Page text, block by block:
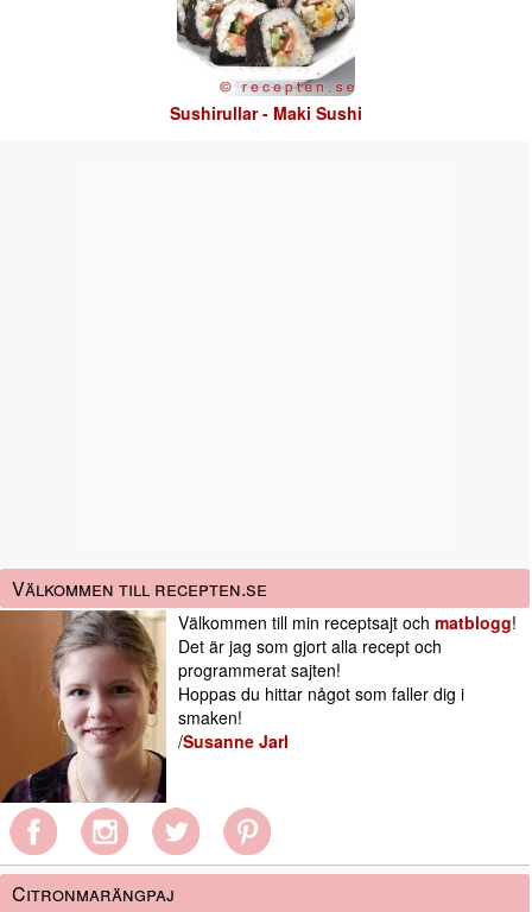
Sushirullar - Maki Sushi
Välkommen till recepten.se
Välkommen till min receptsajt och matblogg!
Det är jag som gjort alla recept och
programmerat sajten!
Hoppas du hittar något som faller dig i
smaken!
/Susanne Jarl
Citronmarängpaj